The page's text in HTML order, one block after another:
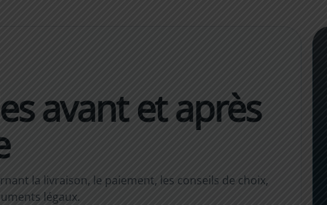
avant et après
la livraison, le paiement, les conseils de choix,
légaux.